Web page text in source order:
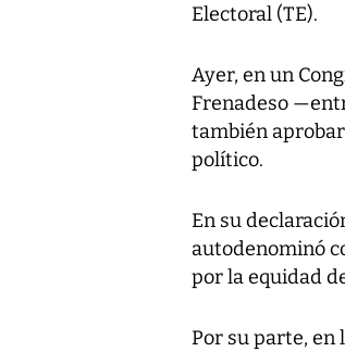
Electoral (TE).
Ayer, en un
Frenadeso
también
político.
En su
autodenominó
por la equidad
Por su parte,